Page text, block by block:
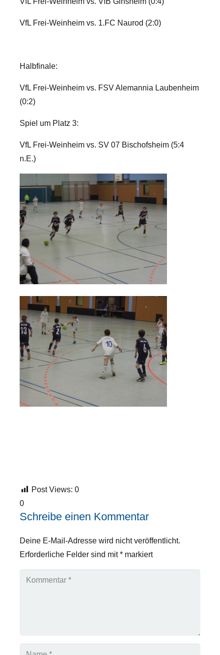
VfL Frei-Weinheim vs. 1.FC Naurod (2:0)
Halbfinale:
VfL Frei-Weinheim vs. FSV Alemannia Laubenheim
(0:2)
Spiel um Platz 3:
VfL Frei-Weinheim vs. SV 07 Bischofsheim (5:4
n.E.)
Post Views: 0
0
Schreibe einen Kommentar
Deine E-Mail-Adresse wird nicht veröffentlicht.
Erforderliche Felder sind mit* markiert